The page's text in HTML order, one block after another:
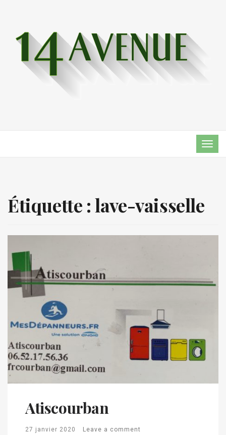
Étiquette :lave-vaisselle
Atiscourban
27 janvier 2020 Leave a comment